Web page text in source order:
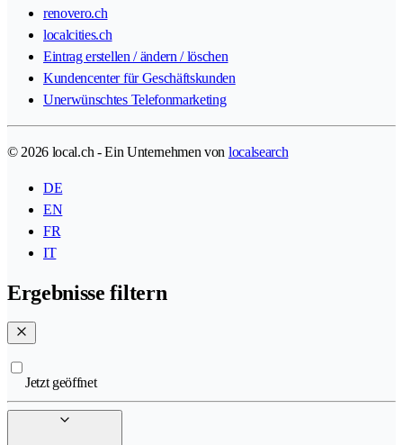
renovero.ch
localcities.ch
Eintrag erstellen / ändern / löschen
Kundencenter für Geschäftskunden
Unerwünschtes Telefonmarketing
© 2026 local.ch - Ein Unternehmen von localsearch
DE
EN
FR
IT
Ergebnisse filtern
Jetzt geöffnet